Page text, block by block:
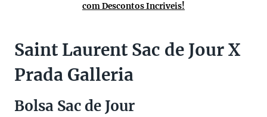
com Descontos Incriveis!
Saint Laurent Sac de Jour X
Prada Galleria
Bolsa Sac de Jour